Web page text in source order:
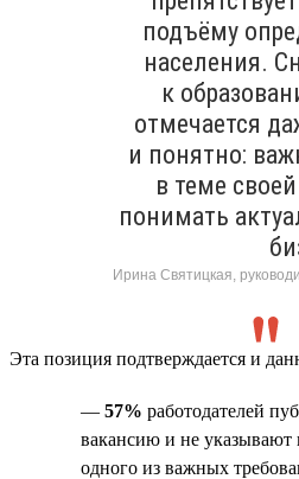
подъёму
населения.
к
отмечается
и понятно:
в теме
понимать
Ирина Святицкая,
Эта позиция подтверждается и
— 57% работодателей
вакансию и не указывают
одного из важных